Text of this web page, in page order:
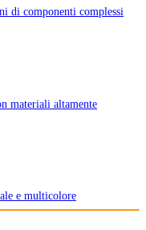
di componenti complessi
materiali altamente
e multicolore